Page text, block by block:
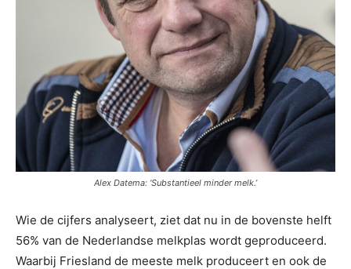
Alex Datema: ‘Substantieel minder melk.’
Wie de cijfers analyseert, ziet dat nu in de bovenste helft
56% van de Nederlandse melkplas wordt geproduceerd.
Waarbij Friesland de meeste melk produceert en ook de